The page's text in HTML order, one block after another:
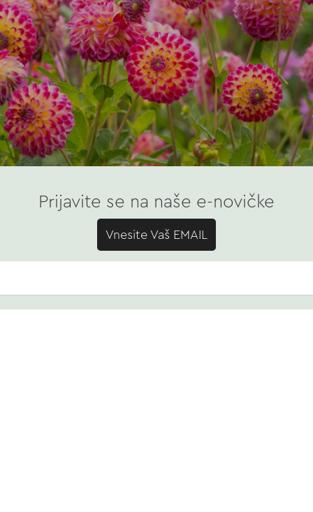
Prijavite se na naše e-novičke
Vnesite Vaš EMAIL